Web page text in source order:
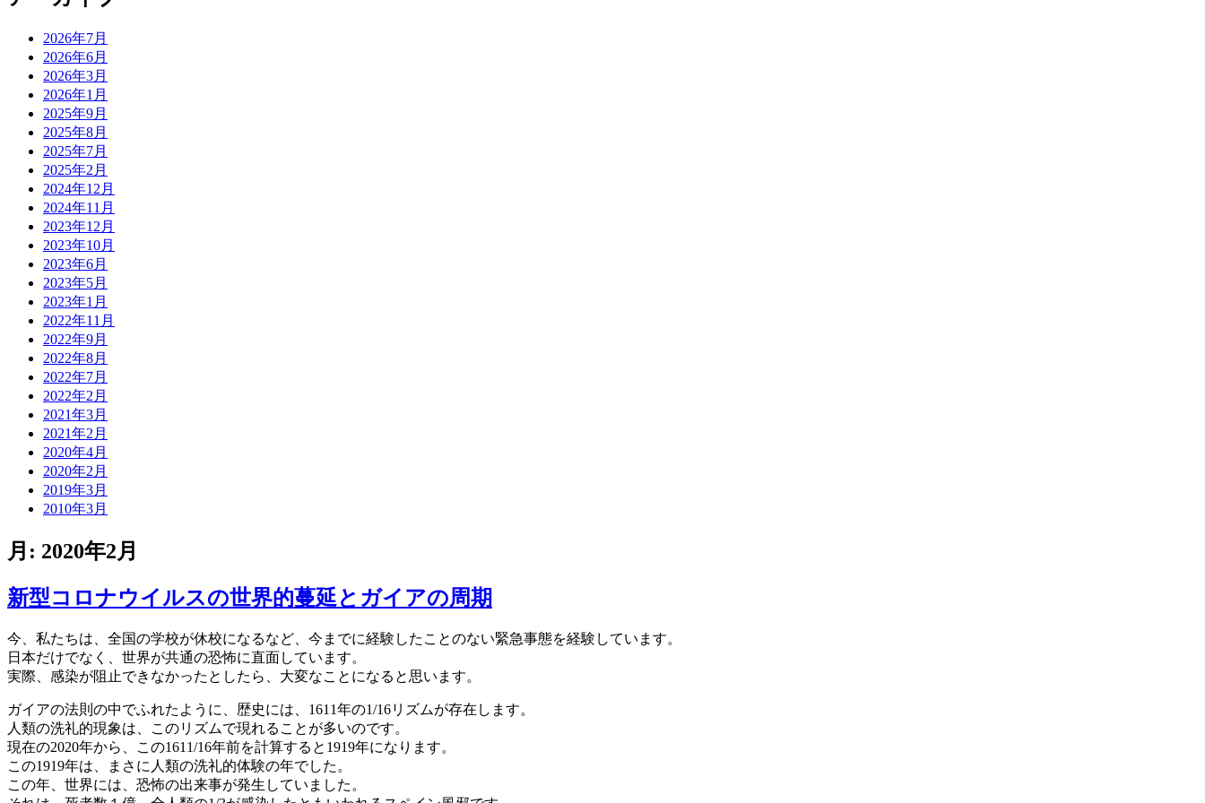
2026年7月
2026年6月
2026年3月
2026年1月
2025年9月
2025年8月
2025年7月
2025年2月
2024年12月
2024年11月
2023年12月
2023年10月
2023年6月
2023年5月
2023年1月
2022年11月
2022年9月
2022年8月
2022年7月
2022年2月
2021年3月
2021年2月
2020年4月
2020年2月
2019年3月
2010年3月
月: 2020年2月
新型コロナウイルスの世界的蔓延とガイアの周期
今、私たちは、全国の学校が休校になるなど、今までに経験したことのない緊急事態を経験しています。
日本だけでなく、世界が共通の恐怖に直面しています。
実際、感染が阻止できなかったとしたら、大変なことになると思います。
ガイアの法則の中でふれたように、歴史には、1611年の1/16リズムが存在します。
人類の洗礼的現象は、このリズムで現れることが多いのです。
現在の2020年から、この1611/16年前を計算すると1919年になります。
この1919年は、まさに人類の洗礼的体験の年でした。
この年、世界には、恐怖の出来事が発生していました。